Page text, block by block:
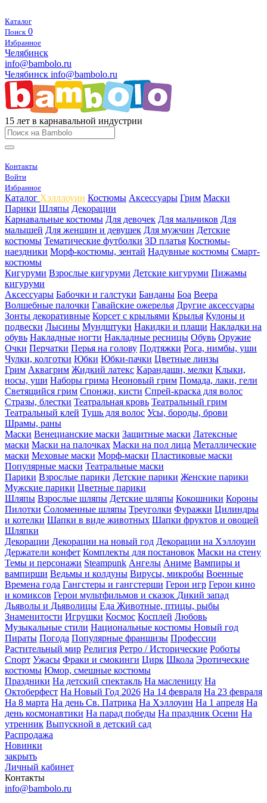
Каталог
Поиск 0
Избранное
Челябинск
info@bambolo.ru
Челябинск info@bambolo.ru
15 лет в карнавальной индустрии
Контакты
Войти
Избранное
Каталог Хэлллоуин Костюмы Аксессуары Грим Маски
Парики Шляпы Декорации
Карнавальные костюмы Для девочек Для мальчиков Для
малышей Для женщин и девушек Для мужчин Детские
костюмы Тематические футболки 3D платья Костюмы-
наездники Морф-костюмы, зентай Надувные костюмы Смарт-
костюмы
Кигуруми Взрослые кигуруми Детские кигуруми Пижамы
кигуруми
Аксессуары Бабочки и галстуки Банданы Боа Веера
Волшебные палочки Гавайские ожерелья Другие аксессуары
Зонты декоративные Корсет с крыльями Крылья Кулоны и
подвески Лысины Мундштуки Накидки и плащи Накладки на
обувь Накладные ногти Накладные ресницы Обувь Оружие
Очки Перчатки Перья на голову Подтяжки Рога, нимбы, уши
Чулки, колготки Юбки Юбки-пачки Цветные линзы
Грим Аквагрим Жидкий латекс Карандаши, мелки Клыки,
носы, уши Наборы грима Неоновый грим Помада, лаки, гели
Светящийся грим Спонжи, кисти Спрей-краска для волос
Стразы, блестки Театральная кровь Театральный грим
Театральный клей Тушь для волос Усы, бороды, брови
Шрамы, раны
Маски Венецианские маски Защитные маски Латексные
маски Маски на палочках Маски на пол лица Металлические
маски Меховые маски Морф-маски Пластиковые маски
Популярные маски Театральные маски
Парики Взрослые парики Детские парики Женские парики
Мужские парики Цветные парики
Шляпы Взрослые шляпы Детские шляпы Кокошники Короны
Пилотки Соломенные шляпы Треуголки Фуражки Цилиндры
и котелки Шапки в виде животных Шапки фруктов и овощей
Шляпки
Декорации Декорации на новый год Декорации на Хэллоуин
Держатели конфет Комплекты для постановок Маски на стену
Темы и персонажи Steampunk Ангелы Аниме Вампиры и
вампирши Ведьмы и колдуны Вирусы, микробы Военные
Времена года Гангстеры и гангстерши Герои игр Герои кино
и комиксов Герои мультфильмов и сказок Дикий запад
Дьяволы и Дьяволицы Еда Животные, птицы, рыбы
Знаменитости Игрушки Космос Косплей Любовь
Музыкальные стили Национальные костюмы Новый год
Пираты Погода Популярные франшизы Профессии
Растительный мир Религия Ретро / Исторические Роботы
Спорт Ужасы Фраки и смокинги Цирк Школа Эротические
костюмы Юмор, смешные костюмы
Праздники На детский спектакль На масленицу На
Октоберфест На Новый Год 2026 На 14 февраля На 23 февраля
На 8 марта На день Св. Патрика На Хэллоуин На 1 апреля На
день космонавтики На парад победы На праздник Осени На
утренник Выпускной в детский сад
Распродажа
Новинки
закрыть
Личный кабинет
Контакты
info@bambolo.ru